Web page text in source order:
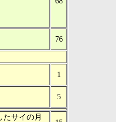
76
1
5
サイの月